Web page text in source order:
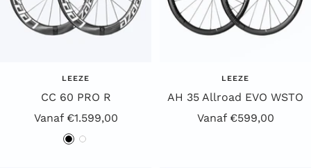
LEEZE
CC 60 PRO R
Aanbiedingsprijs
Vanaf €1.599,00
Z W
LEEZE
AH 35 Allroad EVO WSTO
Aanbiedingsprijs
Vanaf €599,00